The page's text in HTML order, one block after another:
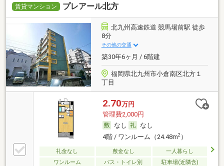
賃貸マンション プレアール北方
北九州高速鉄道 競馬場前駅 徒歩
8分
その他の交通
築30年6ヶ月 / 6階建
福岡県北九州市小倉南区北方１
丁目
2.70万円
管理費2,000円
なし
なし
4階 / ワンルーム（24.48m2）
礼金なし 敷金なし
一人暮らし
ワンルーム
バス・トイレ別 駐車場(近隣含)